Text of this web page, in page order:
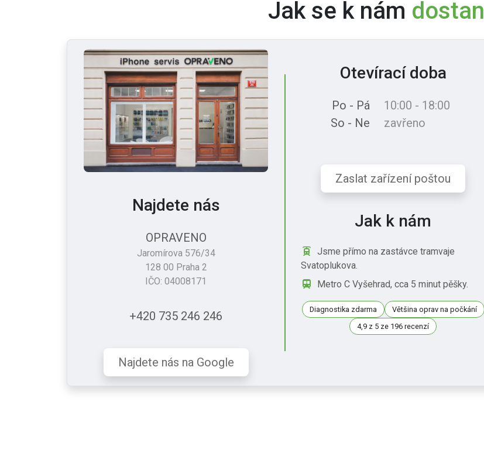
Jak se k nám
Najdete nás
OPRAVENO
Jaromírova 576/34
128 00 Praha 2
IČO: 04008171
+420 735 246 246
Najdete nás na Google
Otevírací doba
Po - Pá
10:00 - 18:00
So - Ne
zavřeno
Zaslat zařízení poštou
Jak k nám
Jsme přímo na zastávce tramvaje
Svatoplukova.
Metro C Vyšehrad, cca 5 minut pěšky.
Diagnostika zdarma
Většina oprav na počkání
4,9 z 5 ze 196 recenzí